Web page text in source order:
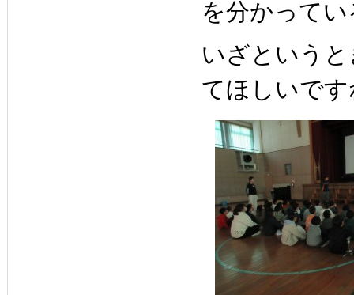
を分かって
いざという
てほしいです